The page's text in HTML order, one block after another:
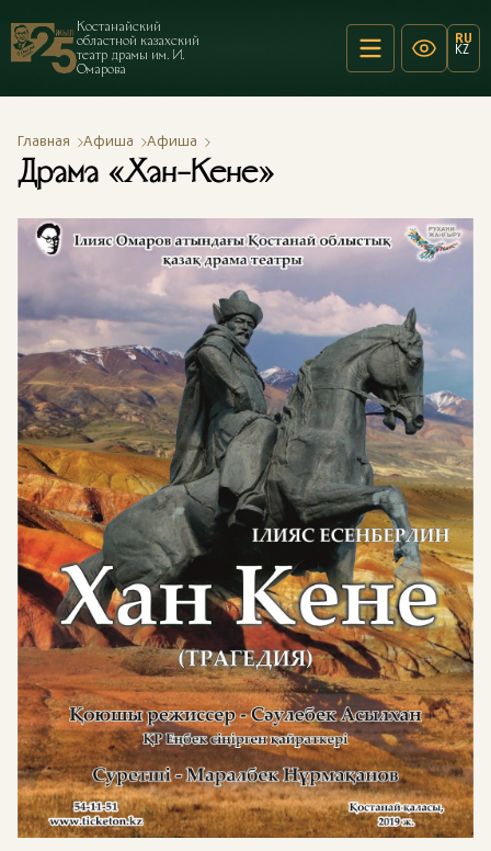
Костанайский
областной казахский
театр драмы им. И.
Омарова
RU
KZ
Главная Афиша Афиша
Драма «Хан-Кене»